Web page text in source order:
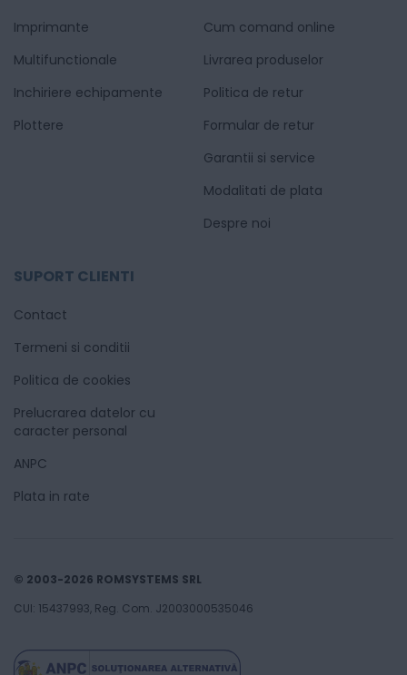
Imprimante
Multifunctionale
Inchiriere echipamente
Plottere
Cum comand online
Livrarea produselor
Politica de retur
Formular de retur
Garantii si service
Modalitati de plata
Despre noi
SUPORT CLIENTI
Contact
Termeni si conditii
Politica de cookies
Prelucrarea datelor cu
caracter personal
ANPC
Plata in rate
© 2003-2026 ROMSYSTEMS SRL
CUI: 15437993, Reg. Com. J2003000535046